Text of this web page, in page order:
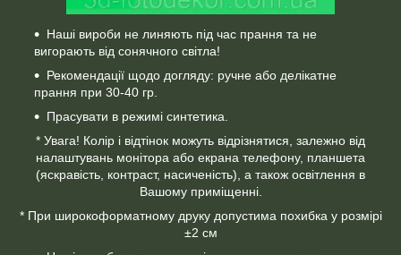
Наші вироби не линяють під час прання та не
вигорають від сонячного світла!
Рекомендації щодо догляду: ручне або делікатне
прання при 30-40 гр.
Прасувати в режимі синтетика.
* Увага! Колір і відтінок можуть відрізнятися, залежно від
налаштувань монітора або екрана телефону, планшета
(яскравість, контраст, насиченість), а також освітлення в
Вашому приміщенні.
* При широкоформатному друку допустима похибка у розмірі
±2 см